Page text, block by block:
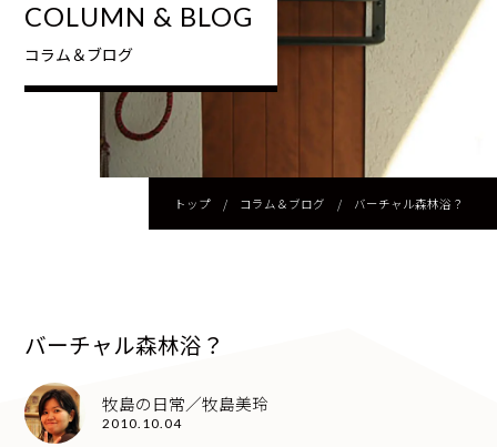
COLUMN & BLOG
コラム＆ブログ
トップ/ コラム＆ブログ / バーチャル森林浴？
バーチャル森林浴？
牧島の日常／牧島美玲
2010.10.04